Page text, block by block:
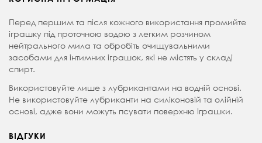
Перед першим та після кожного використання промийте
іграшку під проточною водою з легким розчином
нейтрального мила та обробіть очищувальними
засобами для інтимних іграшок, які не містять у складі
спирт.
Використовуйте лише з лубрикантами на водній основі.
Не використовуйте лубриканти на силіконовій та олійній
основі, адже вони можуть псувати поверхню іграшки.
ВІДГУКИ